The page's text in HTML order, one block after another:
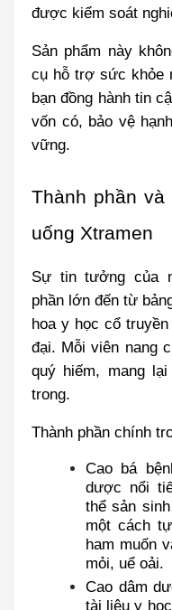
được kiểm soát
Sản phẩm này
cụ hỗ trợ sức khỏe
bạn đồng hành tin
vốn có, bảo vệ
vững.
Thành phần
uống Xtramen
Sự tin tưởng của
phần lớn đến từ
hoa y học cổ
đại. Mỗi viên nang
quý hiếm, mang
trong.
Thành phần chính
Cao bá
dược nổi
thể sản
một cách
ham muốn
mỏi, uể oải.
Cao dâm
tài liệu y